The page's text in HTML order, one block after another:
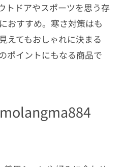
トドアやスポーツを思う存
おすすめ。寒さ対策はも
えてもおしゃれに決まる
ポイントにもなる商品で